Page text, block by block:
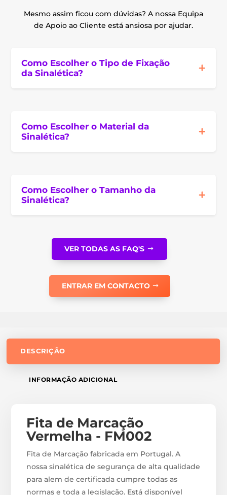
Mesmo assim ficou com dúvidas? A nossa Equipa
de Apoio ao Cliente está ansiosa por ajudar.
Como Escolher o Tipo de Fixação
da Sinalética?
Como Escolher o Material da
Sinalética?
Como Escolher o Tamanho da
Sinalética?
VER TODAS AS FAQ'S
ENTRAR EM CONTACTO
DESCRIÇÃO
INFORMAÇÃO ADICIONAL
Fita de Marcação
Vermelha - FM002
Fita de Marcação fabricada em Portugal. A
nossa sinalética de segurança de alta qualidade
para alem de certificada cumpre todas as
normas e toda a legislação. Está disponível